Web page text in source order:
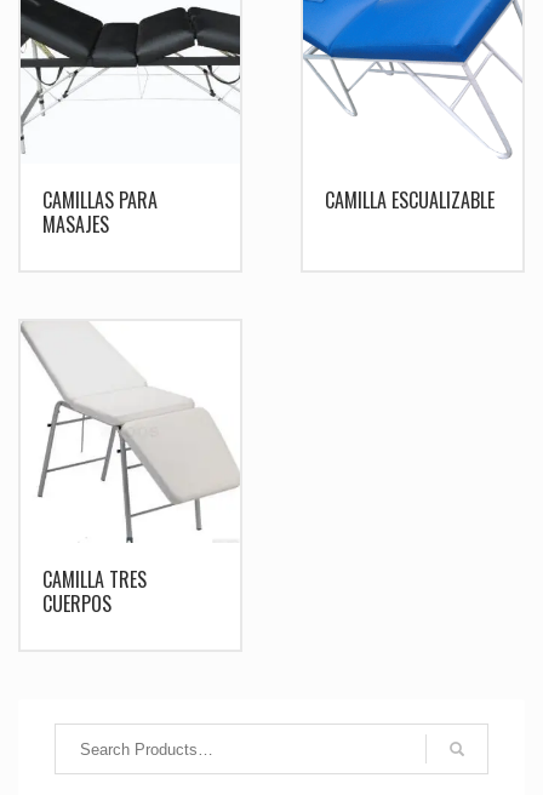
CAMILLAS PARA
MASAJES
CAMILLA ESCUALIZABLE
CAMILLA TRES
CUERPOS